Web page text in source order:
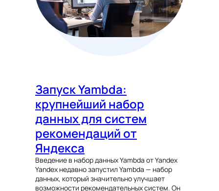
Запуск Yambda:
крупнейший набор
данных для систем
рекомендаций от
Яндекса
Введение в набор данных Yambda от Yandex
Yandex недавно запустил Yambda — набор
данных, который значительно улучшает
возможности рекомендательных систем. Он